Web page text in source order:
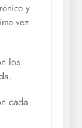
y
vez
los
cada